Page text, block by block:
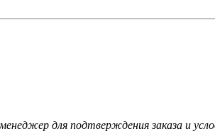
для подтверждения заказа и